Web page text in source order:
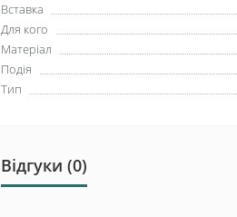
Вставка
Для кого
Матеріал
Подія
Тип
Відгуки (0)